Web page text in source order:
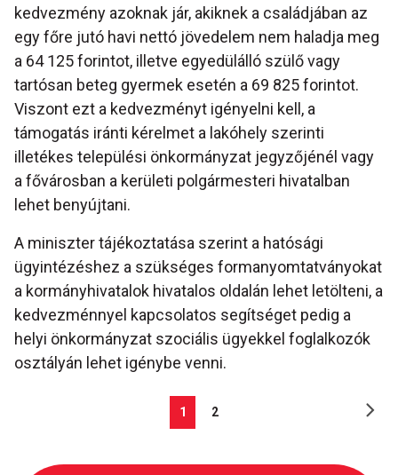
kedvezmény azoknak jár, akiknek a családjában az
egy főre jutó havi nettó jövedelem nem haladja meg
a 64 125 forintot, illetve egyedülálló szülő vagy
tartósan beteg gyermek esetén a 69 825 forintot.
Viszont ezt a kedvezményt igényelni kell, a
támogatás iránti kérelmet a lakóhely szerinti
illetékes települési önkormányzat jegyzőjénél vagy
a fővárosban a kerületi polgármesteri hivatalban
lehet benyújtani.
A miniszter tájékoztatása szerint a hatósági
ügyintézéshez a szükséges formanyomtatványokat
a kormányhivatalok hivatalos oldalán lehet letölteni, a
kedvezménnyel kapcsolatos segítséget pedig a
helyi önkormányzat szociális ügyekkel foglalkozók
osztályán lehet igénybe venni.
1 2